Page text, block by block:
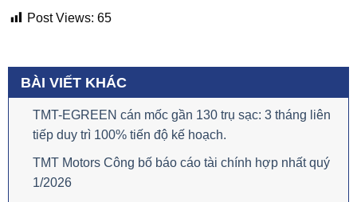
Post Views: 65
BÀI VIẾT KHÁC
TMT-EGREEN cán mốc gần 130 trụ sạc: 3 tháng liên
tiếp duy trì 100% tiến độ kế hoạch.
TMT Motors Công bố báo cáo tài chính hợp nhất quý
1/2026